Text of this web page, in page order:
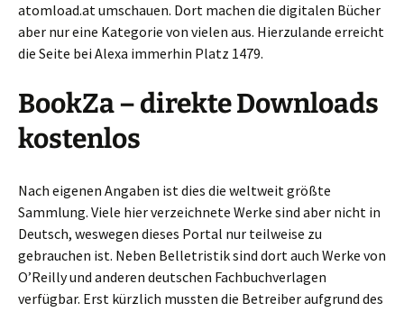
atomload.at umschauen. Dort machen die digitalen Bücher
aber nur eine Kategorie von vielen aus. Hierzulande erreicht
die Seite bei Alexa immerhin Platz 1479.
BookZa – direkte Downloads
kostenlos
Nach eigenen Angaben ist dies die weltweit größte
Sammlung. Viele hier verzeichnete Werke sind aber nicht in
Deutsch, weswegen dieses Portal nur teilweise zu
gebrauchen ist. Neben Belletristik sind dort auch Werke von
O’Reilly und anderen deutschen Fachbuchverlagen
verfügbar. Erst kürzlich mussten die Betreiber aufgrund des